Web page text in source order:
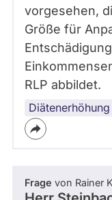
vorgesehen,
Größe für
RLP abbildet.
Diätenerhöhung
Frage von Rainer